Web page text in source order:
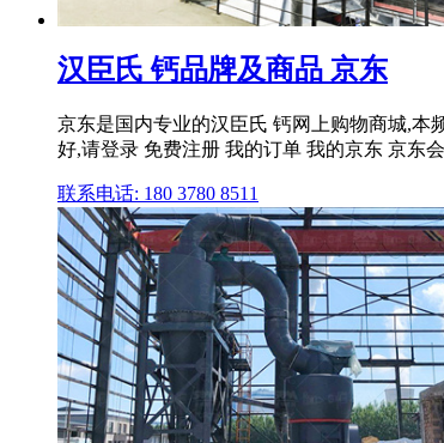
汉臣氏 钙品牌及商品 京东
京东是国内专业的汉臣氏 钙网上购物商城,本
好,请登录 免费注册 我的订单 我的京东 京东
联系电话: 180 3780 8511